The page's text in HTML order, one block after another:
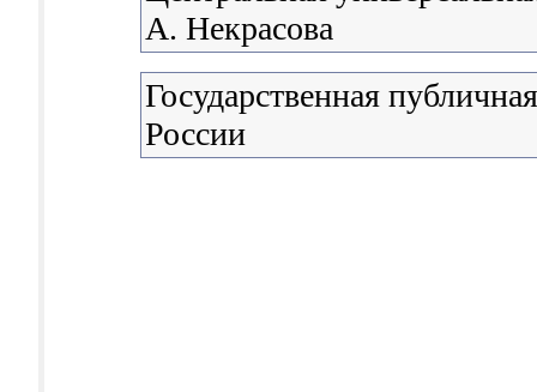
А. Некрасова
Государственная
России